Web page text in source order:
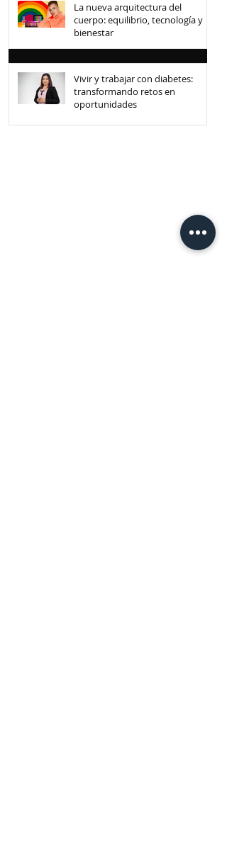
La nueva arquitectura del
cuerpo: equilibrio, tecnología y
bienestar
Vivir y trabajar con diabetes:
transformando retos en
oportunidades